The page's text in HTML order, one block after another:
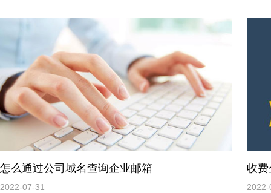
怎么通过公司域名查询企业邮箱
2022-07-31